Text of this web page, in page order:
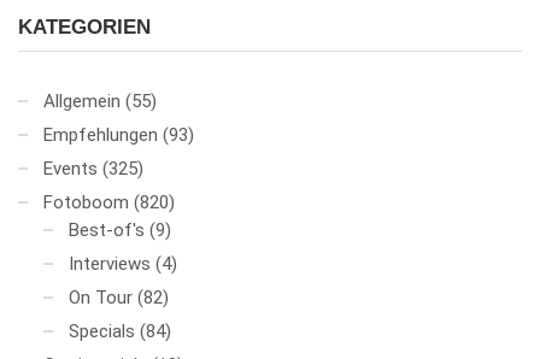
KATEGORIEN
Allgemein (55)
Empfehlungen (93)
Events (325)
Fotoboom (820)
Best-of's (9)
Interviews (4)
On Tour (82)
Specials (84)